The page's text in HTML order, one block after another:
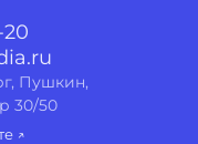
20
Пушкин,
30/50
↗